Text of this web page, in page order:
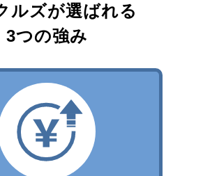
ルズが選ばれる
3つの強み